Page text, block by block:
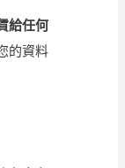
給任何
的資料